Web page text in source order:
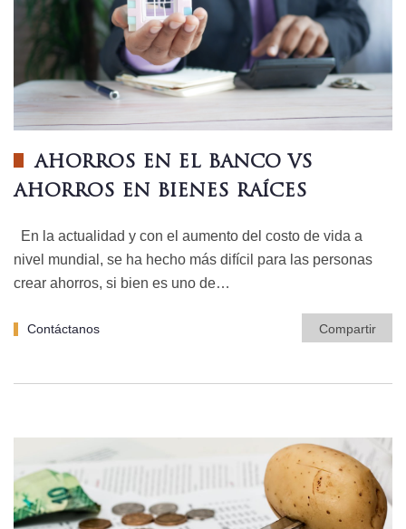
AHORROS EN EL BANCO VS
AHORROS EN BIENES RAÍCES
En la actualidad y con el aumento del costo de vida a
nivel mundial, se ha hecho más difícil para las personas
crear ahorros, si bien es uno de…
Contáctanos Compartir